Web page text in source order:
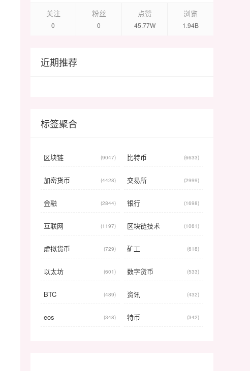
关注
0
粉丝
0
点赞
45.77W
浏览
1.94B
近期推荐
标签聚合
区块链 (9047) 比特币 (6633)
加密货币 (4428) 交易所 (2999)
金融 (2844) 银行 (1698)
互联网 (1197) 区块链技术 (1061)
虚拟货币 (729) 矿工 (618)
以太坊 (601) 数字货币 (533)
BTC (489) 资讯 (432)
eos (348) 特币 (342)